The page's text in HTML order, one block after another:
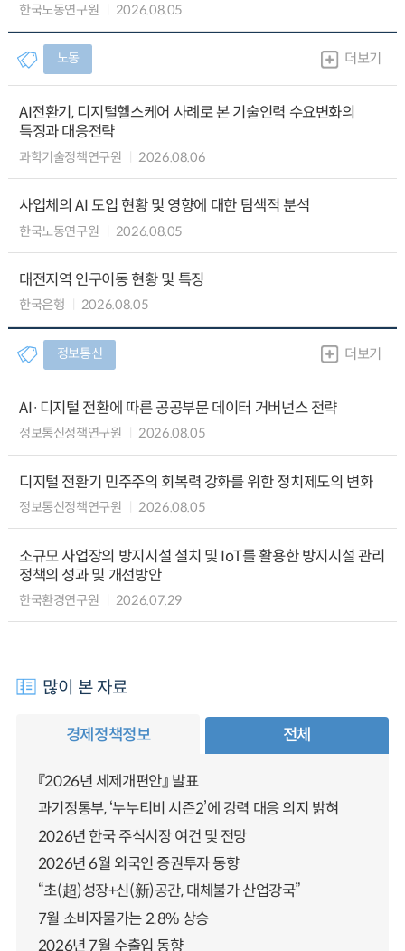
한국노동연구원 2026.08.05
노동 더보기
AI전환기, 디지털헬스케어 사례로 본 기술인력 수요변화의
특징과 대응전략
과학기술정책연구원 2026.08.06
사업체의 AI 도입 현황 및 영향에 대한 탐색적 분석
한국노동연구원 2026.08.05
대전지역 인구이동 현황 및 특징
한국은행 2026.08.05
정보통신 더보기
AI·디지털 전환에 따른 공공부문 데이터 거버넌스 전략
정보통신정책연구원 2026.08.05
디지털 전환기 민주주의 회복력 강화를 위한 정치제도의 변화
정보통신정책연구원 2026.08.05
소규모 사업장의 방지시설 설치 및 IoT를 활용한 방지시설 관리
정책의 성과 및 개선방안
한국환경연구원 2026.07.29
많이 본 자료
경제정책정보 전체
『2026년 세제개편안』 발표
과기정통부, ‘누누티비 시즌2’에 강력 대응 의지 밝혀
2026년 한국 주식시장 여건 및 전망
2026년 6월 외국인 증권투자 동향
“초(超)성장+신(新)공간, 대체불가 산업강국”
7월 소비자물가는 2.8% 상승
2026년 7월 수출입 동향